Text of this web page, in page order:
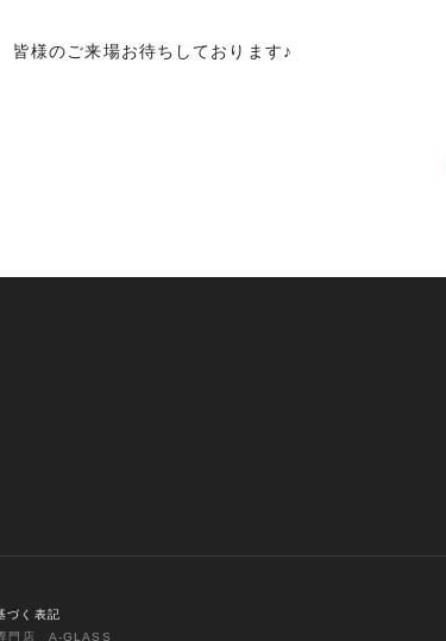
皆様のご来場お待ちしております♪
づく表記
門店 A-GLASS